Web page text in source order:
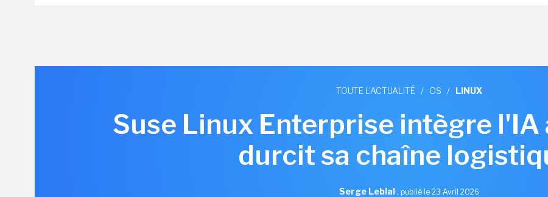
TOUTE L'ACTUALITÉ / OS / LINUX
Suse Linux Enterprise intègre
durcit sa chaîne
Serge Leblal, publié le 23 Avril 2026